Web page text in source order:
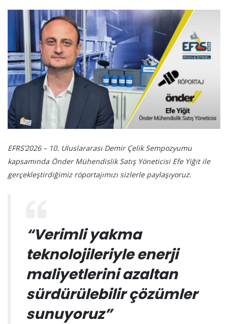
EFRS’2026 – 10. Uluslararası Demir Çelik Sempozyumu
kapsamında Önder Mühendislik Satış Yöneticisi Efe Yiğit ile
gerçekleştirdiğimiz röportajımızı sizlerle paylaşıyoruz.
“Verimli yakma
teknolojileriyle enerji
maliyetlerini azaltan
sürdürülebilir çözümler
sunuyoruz”